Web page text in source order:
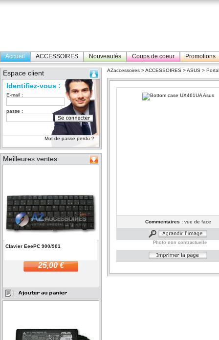
Accueil ACCESSOIRES Nouveautés Coups de coeur Promotions
Espace client
Identifiez-vous :
E-mail :
passe :
Mot de passe perdu ?
Meilleures ventes
Clavier EeePC 900/901
25,00 €
AZaccessoires >ACCESSOIRES >ASUS >
Commentaires :vue de face
Photo non contractuelle